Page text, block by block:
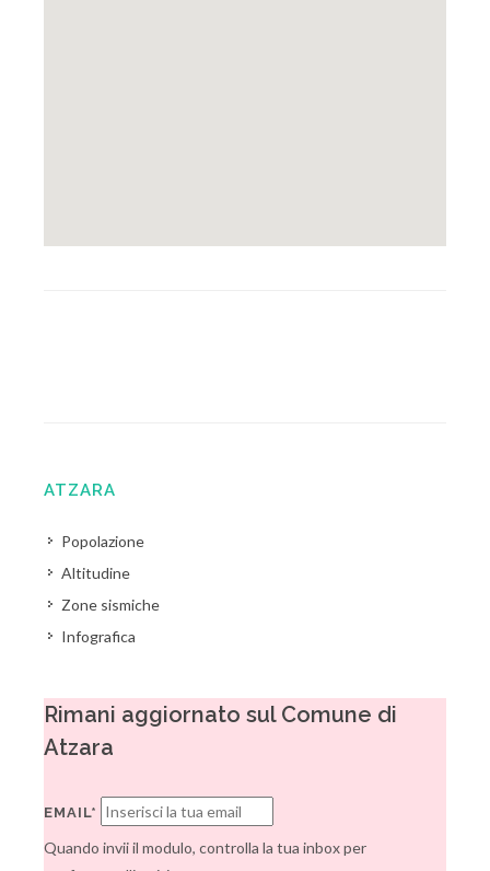
ATZARA
Popolazione
Altitudine
Zone sismiche
Infografica
Rimani aggiornato sul Comune di
Atzara
EMAIL*
Quando invii il modulo, controlla la tua inbox per